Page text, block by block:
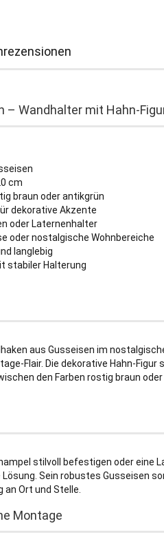
– Wandhalter mit Hahn-
cm
braun oder antikgrün
dekorative Akzente
oder Laternenhalter
oder nostalgische Wohnbereiche
langlebig
stabiler Halterung
aus Gusseisen im
Flair. Die dekorative Hahn-
den Farben rostig braun
stilvoll befestigen oder
Sein robustes Gusseisen
Ort und Stelle.
Montage